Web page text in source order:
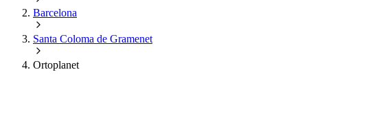
Barcelona
Santa Coloma de Gramenet
Ortoplanet